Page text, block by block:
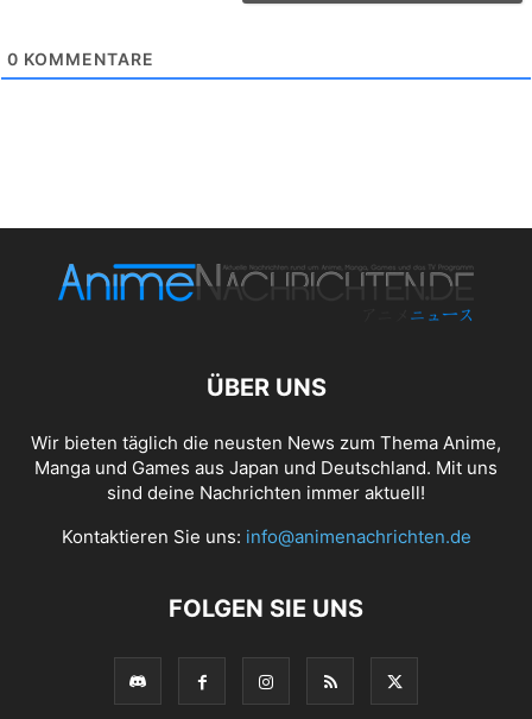
0 KOMMENTARE
ÜBER UNS
Wir bieten täglich die neusten News zum Thema Anime,
Manga und Games aus Japan und Deutschland. Mit uns
sind deine Nachrichten immer aktuell!
Kontaktieren Sie uns: info@animenachrichten.de
FOLGEN SIE UNS